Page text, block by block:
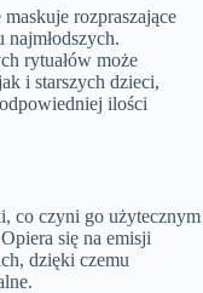
rozpraszające
najmłodszych.
rytuałów może
i starszych dzieci,
ilości
co czyni go użytecznym
się na emisji
dzięki czemu